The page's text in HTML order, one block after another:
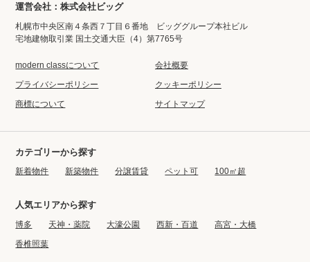
運営会社：株式会社ビッグ
札幌市中央区南４条西７丁目６番地 ビッググループ本社ビル
宅地建物取引業 国土交通大臣（4）第7765号
modern classについて
会社概要
プライバシーポリシー
クッキーポリシー
商標について
サイトマップ
カテゴリーから探す
新着物件 新築物件 分譲賃貸 ペット可 100㎡超
人気エリアから探す
博多 天神・薬院 大濠公園 西新・百道
高宮・大橋
香椎照葉